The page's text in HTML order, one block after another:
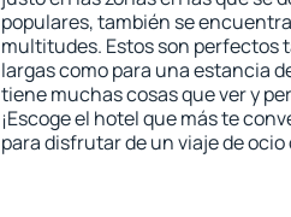
populares, también se
multitudes. Estos son perfectos
largas como para una estancia
tiene muchas cosas que ver y
¡Escoge el hotel que más te
para disfrutar de un viaje de